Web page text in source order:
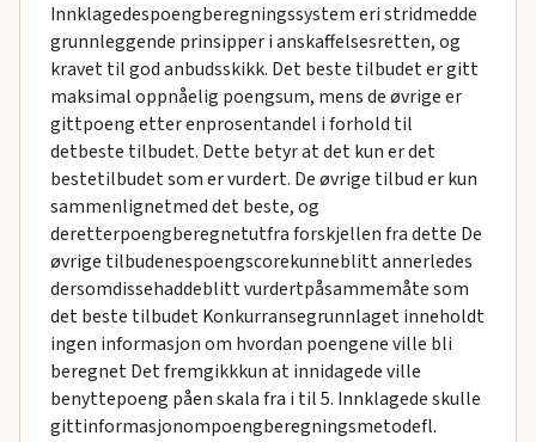
Innklagedespoengberegningssystem eri stridmedde
grunnleggende prinsipper i anskaffelsesretten, og
kravet til god anbudsskikk. Det beste tilbudet er gitt
maksimal oppnåelig poengsum, mens de øvrige er
gittpoeng etter enprosentandel i forhold til
detbeste tilbudet. Dette betyr at det kun er det
bestetilbudet som er vurdert. De øvrige tilbud er kun
sammenlignetmed det beste, og
deretterpoengberegnetutfra forskjellen fra dette De
øvrige tilbudenespoengscorekunneblitt annerledes
dersomdissehaddeblitt vurdertpåsammemåte som
det beste tilbudet Konkurransegrunnlaget inneholdt
ingen informasjon om hvordan poengene ville bli
beregnet Det fremgikkkun at innidagede ville
benyttepoeng påen skala fra i til 5. Innklagede skulle
gittinformasjonompoengberegningsmetodefl.